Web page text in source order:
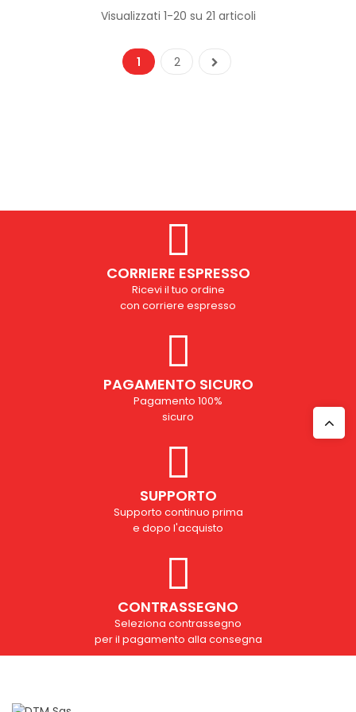
Visualizzati 1-20 su 21 articoli
1 2
CORRIERE ESPRESSO
Ricevi il tuo ordine
con corriere espresso
PAGAMENTO SICURO
Pagamento 100%
sicuro
SUPPORTO
Supporto continuo prima
e dopo l'acquisto
CONTRASSEGNO
Seleziona contrassegno
per il pagamento alla consegna